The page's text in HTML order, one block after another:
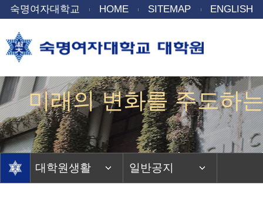
숙명여자대학교 HOME SITEMAP ENGLISH
미래의 변화를 주도하
Gentle power to
대학원생활 일반공지